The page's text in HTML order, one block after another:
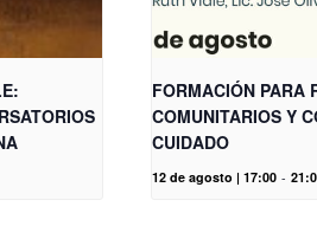
FORMACIÓN PARA
COMUNITARIOS Y
CUIDADO
12 de agosto | 17:00 -